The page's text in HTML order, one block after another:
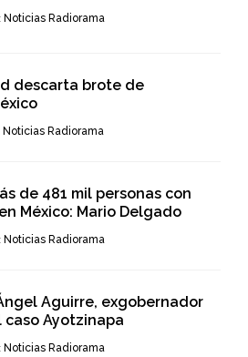
Noticias Radiorama
descarta brote de
Noticias Radiorama
de 481 mil personas con
México: Mario Delgado
Noticias Radiorama
Aguirre, exgobernador
caso Ayotzinapa
Noticias Radiorama